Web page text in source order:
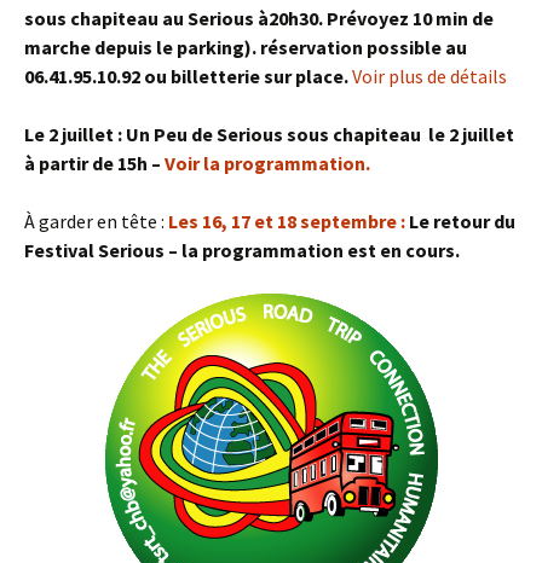
sous chapiteau au Serious à20h30. Prévoyez 10 min de
marche depuis le parking). réservation possible au
06.41.95.10.92 ou billetterie sur place.Voir plus de détails
Le 2 juillet : Un Peu de Serious sous chapiteau le 2 juillet
à partir de 15h – Voir la programmation.
À garder en tête : Les 16, 17 et 18 septembre : Le retour du
Festival Serious – la programmation est en cours.